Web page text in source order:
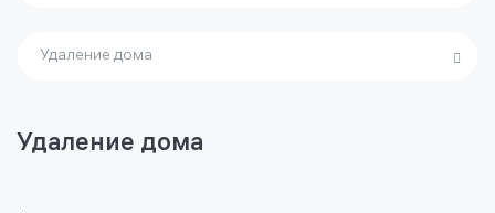
Удаление дома
Удаление дома